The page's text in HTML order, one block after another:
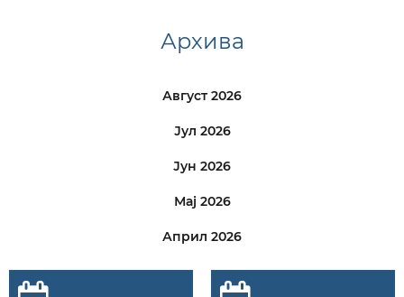
Архива
Август 2026
Јул 2026
Јун 2026
Мај 2026
Април 2026